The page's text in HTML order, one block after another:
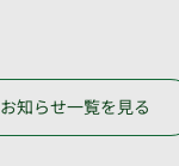
お知らせ一覧を見る